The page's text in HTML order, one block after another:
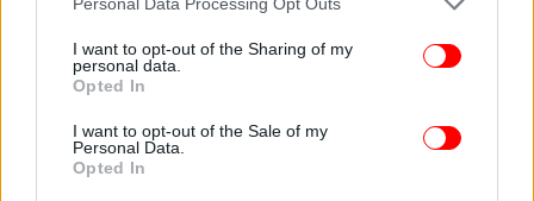
not limited to your visit or usage behaviour. You may click to
grant or deny consent to Google and its third-party tags to
use your data for below specified purposes in below Google
consent section.
I want to opt-out of the Sharing of my
personal data.
Opted In
I want to opt-out of the Sale of my
Personal Data.
Opted In
καταλήγει το Associated Press.
Ακολουθήστε το
πρώτοι όλες τις ειδήσεις
Δείτε όλες τις τελευταίες